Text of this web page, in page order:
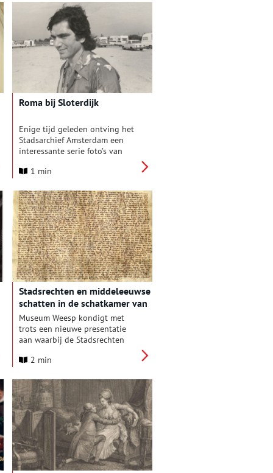
de kleur van kleding op
Amsterdamse klassenfoto’s
vanaf 1970 en verwerkte dat in
een toegankelijke database. De
tentoonstelling toont de
kleurrijke resultaten van dit
onderzoek.
Roma bij Sloterdijk
Enige tijd geleden ontving het
Stadsarchief Amsterdam een
interessante serie foto’s van
aangetroffen in een archief dat
De reden was dat ze waren
gemaakt door de
vogelliefhebber Jaap Taapken
(1925-2001). Hij was jarenlang
hoofdredacteur van het
vogeltijdschrift Het Vogeljaar.
1 min
Stadsrechten en middeleeuwse
schatten in de schatkamer van
Museum Weesp
Museum Weesp kondigt met
trots een nieuwe presentatie
aan waarbij de Stadsrechten
bijzondere objecten uit de
Het Privilege, op 20 mei 1355
door graaf Willem V van Beieren
uitgegeven aan de stad Weesp
wordt normaliter bewaard in
het Stadsarchief Amsterdam.
2 min